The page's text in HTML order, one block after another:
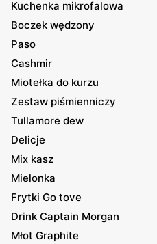
Kuchenka mikrofalowa
Boczek wędzony
Paso
Cashmir
Miotełka do kurzu
Zestaw piśmienniczy
Tullamore dew
Delicje
Mix kasz
Mielonka
Frytki Go tove
Drink Captain Morgan
Młot Graphite